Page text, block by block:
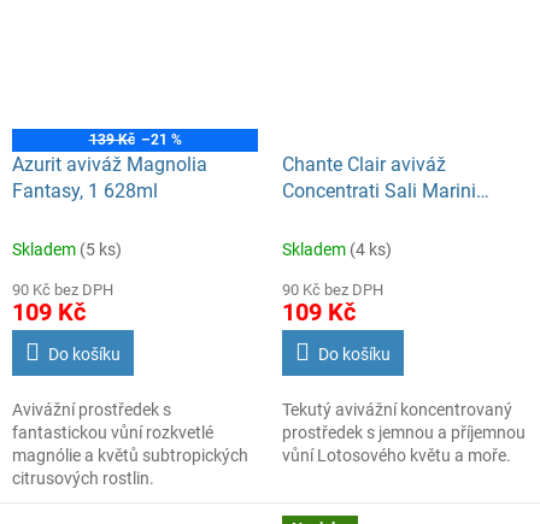
139 Kč –21 %
Azurit aviváž Magnolia
Fantasy, 1 628ml
Skladem (5 ks)
90 Kč bez DPH
109 Kč
Do košíku
Avivážní prostředek s
fantastickou vůní rozkvetlé
magnólie a květů subtropických
citrusových rostlin.
Chante Clair aviváž
Concentrati Sali Marini
Skladem (4 ks)
90 Kč bez DPH
109 Kč
Do košíku
Tekutý avivážní koncentrovaný
prostředek s jemnou a příjemnou
vůní Lotosového květu a moře.